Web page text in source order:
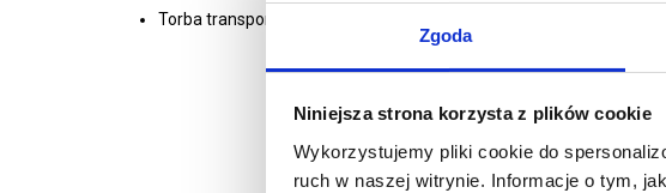
Zgoda
Niniejsza strona korzysta z plików cookie
Wykorzystujemy pliki cookie do
ruch w naszej witrynie. Informacje o tym,
Torba transportowa, śledzie w zestawie